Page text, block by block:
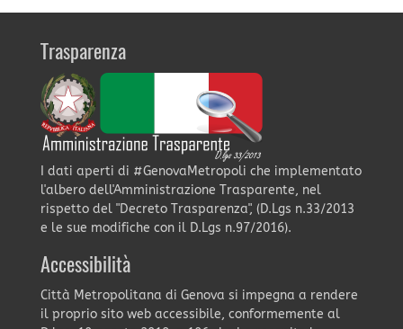
Trasparenza
I dati aperti di #GenovaMetropoli che implementato
l'albero dell'Amministrazione Trasparente, nel
rispetto del "Decreto Trasparenza", (D.Lgs n.33/2013
e le sue modifiche con il D.Lgs n.97/2016).
Accessibilità
Città Metropolitana di Genova si impegna a rendere
il proprio sito web accessibile, conformemente al